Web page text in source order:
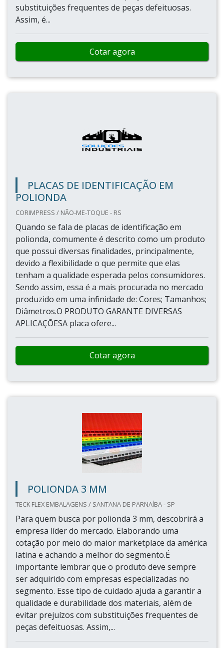
substituições frequentes de peças defeituosas.
Assim, é...
Cotar agora
PLACAS DE IDENTIFICAÇÃO EM
POLIONDA
CORIMPRESS / NÃO-ME-TOQUE - RS
Quando se fala de placas de identificação em
polionda, comumente é descrito como um produto
que possui diversas finalidades, principalmente,
devido a flexibilidade o que permite que elas
tenham a qualidade esperada pelos consumidores.
Sendo assim, essa é a mais procurada no mercado
produzido em uma infinidade de: Cores; Tamanhos;
Diâmetros.O PRODUTO GARANTE DIVERSAS
APLICAÇÕESA placa ofere...
Cotar agora
POLIONDA 3 MM
TECK FLEX EMBALAGENS / SANTANA DE PARNAÍBA - SP
Para quem busca por polionda 3 mm, descobrirá a
empresa líder do mercado. Elaborando uma
cotação por meio do maior marketplace da américa
latina e achando a melhor do segmento.É
importante lembrar que o produto deve sempre
ser adquirido com empresas especializadas no
segmento. Esse tipo de cuidado ajuda a garantir a
qualidade e durabilidade dos materiais, além de
evitar prejuízos com substituições frequentes de
peças defeituosas. Assim,...